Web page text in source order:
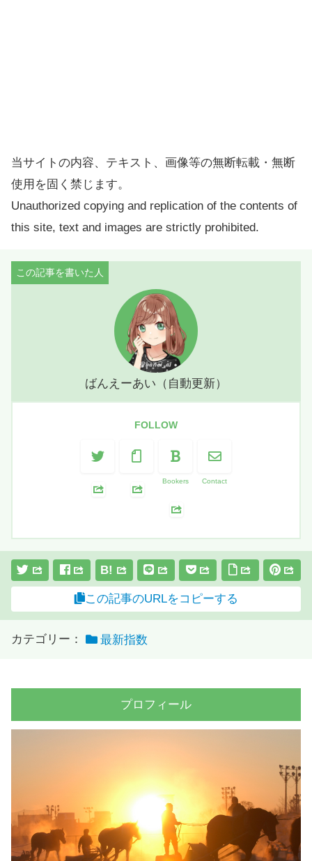
当サイトの内容、テキスト、画像等の無断転載・無断
使用を固く禁じます。
Unauthorized copying and replication of the contents of
this site, text and images are strictly prohibited.
ばんえーあい（自動更新）
FOLLOW
Bookers Contact
B!
この記事のURLをコピーする
カテゴリー： 最新指数
プロフィール